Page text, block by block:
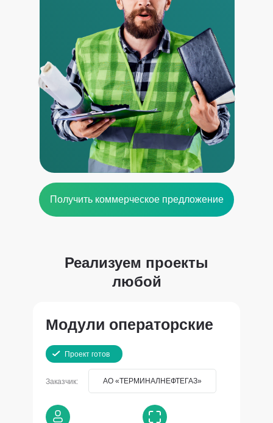
Получить коммерческое предложение
Реализуем проекты
любой
сроки
Проект готов
Модули операторские
Заказчик: АО «ТЕРМИНАЛНЕФТЕГАЗ»